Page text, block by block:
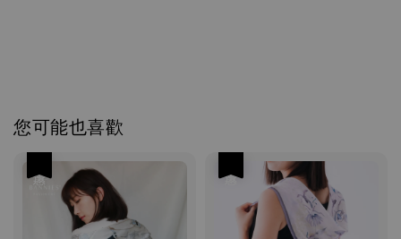
您可能也喜歡